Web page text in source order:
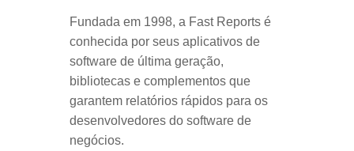
Fundada em 1998, a Fast Reports é
conhecida por seus aplicativos de
software de última geração,
bibliotecas e complementos que
garantem relatórios rápidos para os
desenvolvedores do software de
negócios.